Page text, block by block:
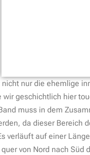
nicht nur die ehemlige
wir geschichtlich hier
muss in dem
da dieser Bereich
verläuft auf einer
von Nord nach Süd